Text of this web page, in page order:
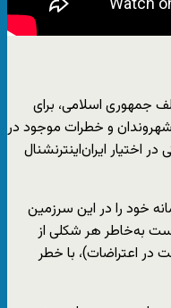
جمهوری اسلامی، برای
شهروندان و خطرات موجود در
اختیار ایران‌اینترنشنال
خود را در این سرزمین
به‌‌خاطر هر شکلی از
در اعتراضات)، با خطر